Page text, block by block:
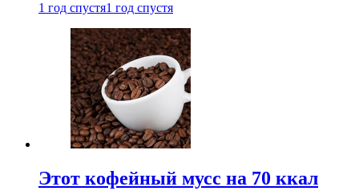
1 год спустя1 год спустя
Этот кофейный мусс на 70 ккал